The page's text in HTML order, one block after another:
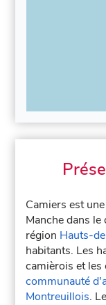
Camiers est
Manche dans
région Hauts-
habitants. Les
camièrois et
communauté
Montreuillois.